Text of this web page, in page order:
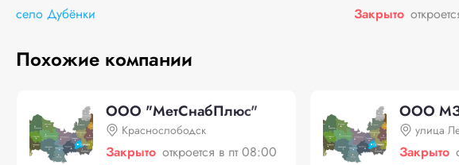
село Дубёнки Закрыто
Похожие компании
ООО "МетСнабПлюс"
Краснослободск
Закрыто откроется в пт 08:00
ООО
улица
Закрыто